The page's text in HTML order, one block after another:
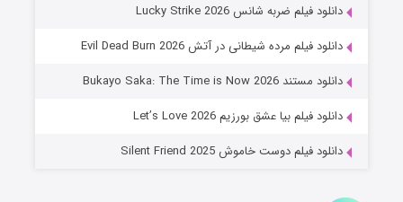
باب اسفنجی فصل ۱۷
دانلود فیلم ضربه شانس Lucky Strike 2026
دانلود فیلم مرده شیطانی در آتش Evil Dead Burn 2026
دانلود مستند Bukayo Saka: The Time is Now 2026
دانلود فیلم بیا عشق بورزیم Let’s Love 2026
دانلود فیلم دوست خاموش Silent Friend 2025